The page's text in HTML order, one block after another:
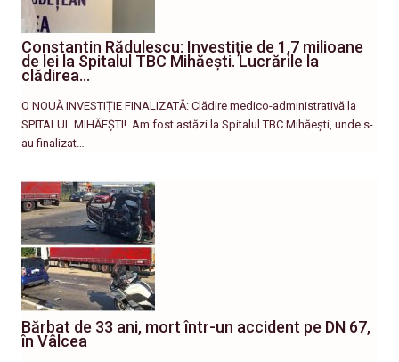
Constantin Rădulescu: Investiție de 1,7 milioane
de lei la Spitalul TBC Mihăești. Lucrările la
clădirea…
O NOUĂ INVESTIȚIE FINALIZATĂ: Clădire medico-administrativă la
SPITALUL MIHĂEȘTI! ​ Am fost astăzi la Spitalul TBC Mihăești, unde s-
au finalizat…
Bărbat de 33 ani, mort într-un accident pe DN 67,
în Vâlcea